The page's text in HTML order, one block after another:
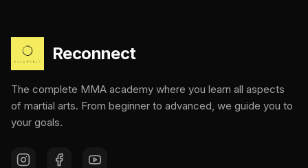
Reconnect
The complete MMA academy where you learn all aspects
of martial arts. From beginner to advanced, we guide you to
your goals.